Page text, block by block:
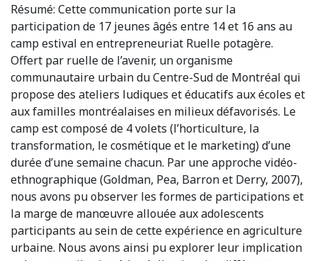
Résumé: Cette communication porte sur la
participation de 17 jeunes âgés entre 14 et 16 ans au
camp estival en entrepreneuriat Ruelle potagère.
Offert par ruelle de l’avenir, un organisme
communautaire urbain du Centre-Sud de Montréal qui
propose des ateliers ludiques et éducatifs aux écoles et
aux familles montréalaises en milieux défavorisés. Le
camp est composé de 4 volets (l’horticulture, la
transformation, le cosmétique et le marketing) d’une
durée d’une semaine chacun. Par une approche vidéo-
ethnographique (Goldman, Pea, Barron et Derry, 2007),
nous avons pu observer les formes de participations et
la marge de manœuvre allouée aux adolescents
participants au sein de cette expérience en agriculture
urbaine. Nous avons ainsi pu explorer leur implication